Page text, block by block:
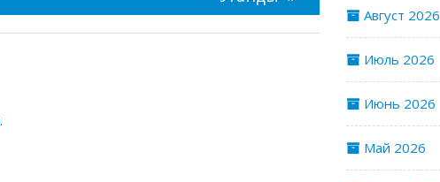
.
Август 2026
Июль 2026
Июнь 2026
Май 2026